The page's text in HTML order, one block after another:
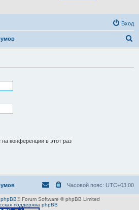
Вход
конференции в этот раз
Часовой пояс: UTC+03:00
phpBB® Forum Software © phpBB Limited
поддержка phpBB